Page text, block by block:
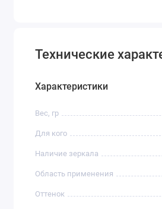
Технические
Характеристики
Вес, гр
Для кого
Наличие зеркала
Область применения
Оттенок